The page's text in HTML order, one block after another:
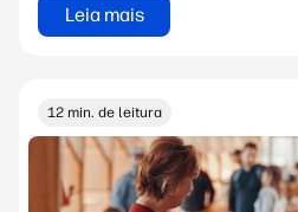
Leia mais
12 min. de leitura